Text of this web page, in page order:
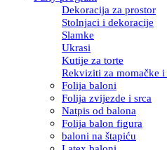
Dekoracija za prostor
Stolnjaci i dekoracije
Slamke
Ukrasi
Kutije za torte
Rekviziti za momačke
Folija baloni
Folija zvijezde i srca
Natpis od balona
Folija balon figura
baloni na štapiću